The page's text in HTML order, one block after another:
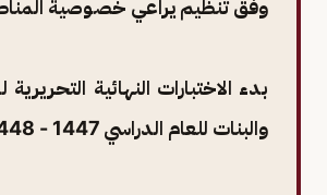
وفق تنظيم يراعي خصوصية
بدء الاختبارات النهائية
والبنات للعام الدراسي 1447 - 1448هـ كالتالي: